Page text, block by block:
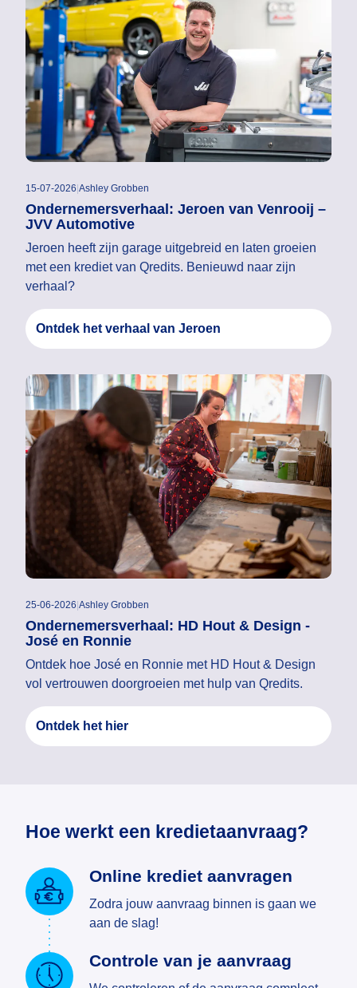
15-07-2026|Ashley Grobben
Ondernemersverhaal: Jeroen van Venrooij –
JVV Automotive
Jeroen heeft zijn garage uitgebreid en laten groeien
met een krediet van Qredits. Benieuwd naar zijn
verhaal?
Ontdek het verhaal van Jeroen
25-06-2026|Ashley Grobben
Ondernemersverhaal: HD Hout & Design -
José en Ronnie
Ontdek hoe José en Ronnie met HD Hout & Design
vol vertrouwen doorgroeien met hulp van Qredits.
Ontdek het hier
Hoe werkt een kredietaanvraag?
Online krediet aanvragen
Zodra jouw aanvraag binnen is gaan we
aan de slag!
Controle van je aanvraag